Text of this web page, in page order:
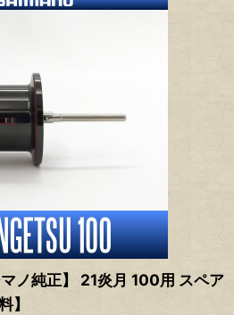
ノ純正】 21炎月 100用 スペア
】